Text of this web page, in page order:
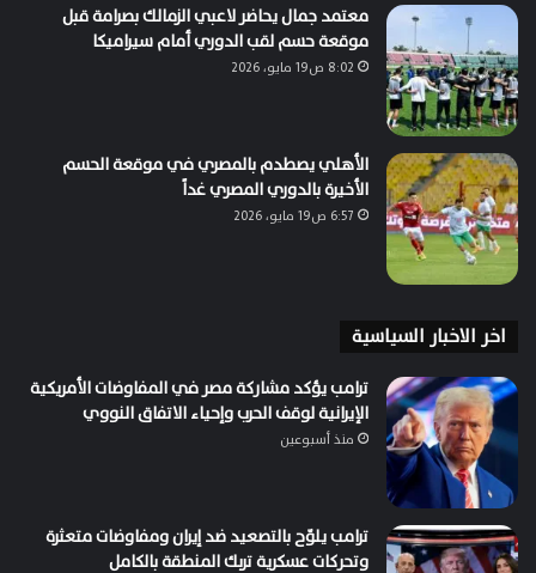
معتمد جمال يحاضر لاعبي الزمالك بصرامة قبل
موقعة حسم لقب الدوري أمام سيراميكا
8:02 ص19 مايو، 2026
الأهلي يصطدم بالمصري في موقعة الحسم
الأخيرة بالدوري المصري غداً
6:57 ص19 مايو، 2026
اخر الاخبار السياسية
ترامب يؤكد مشاركة مصر في المفاوضات الأمريكية
الإيرانية لوقف الحرب وإحياء الاتفاق النووي
منذ أسبوعين
ترامب يلوّح بالتصعيد ضد إيران ومفاوضات متعثرة
وتحركات عسكرية تربك المنطقة بالكامل